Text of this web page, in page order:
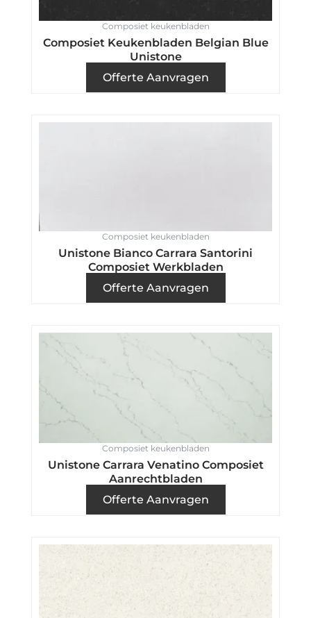
Composiet keukenbladen
Composiet Keukenbladen Belgian Blue
Unistone
Offerte Aanvragen
Composiet keukenbladen
Unistone Bianco Carrara Santorini
Composiet Werkbladen
Offerte Aanvragen
Composiet keukenbladen
Unistone Carrara Venatino Composiet
Aanrechtbladen
Offerte Aanvragen